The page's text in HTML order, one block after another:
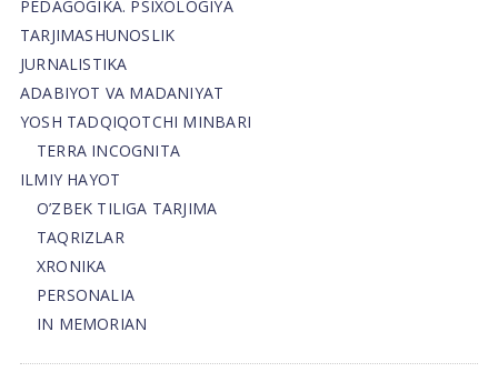
PEDAGOGIKA. PSIXOLOGIYA
TARJIMASHUNOSLIK
JURNALISTIKA
ADABIYOT VA MADANIYAT
YOSH TADQIQOTCHI MINBARI
TERRA INCOGNITA
ILMIY HAYOT
O’ZBEK TILIGA TARJIMA
TAQRIZLAR
XRONIKA
PERSONALIA
IN MEMORIAN